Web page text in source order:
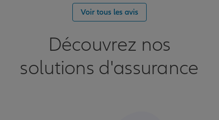
Voir tous les avis
Découvrez nos
solutions d'assurance